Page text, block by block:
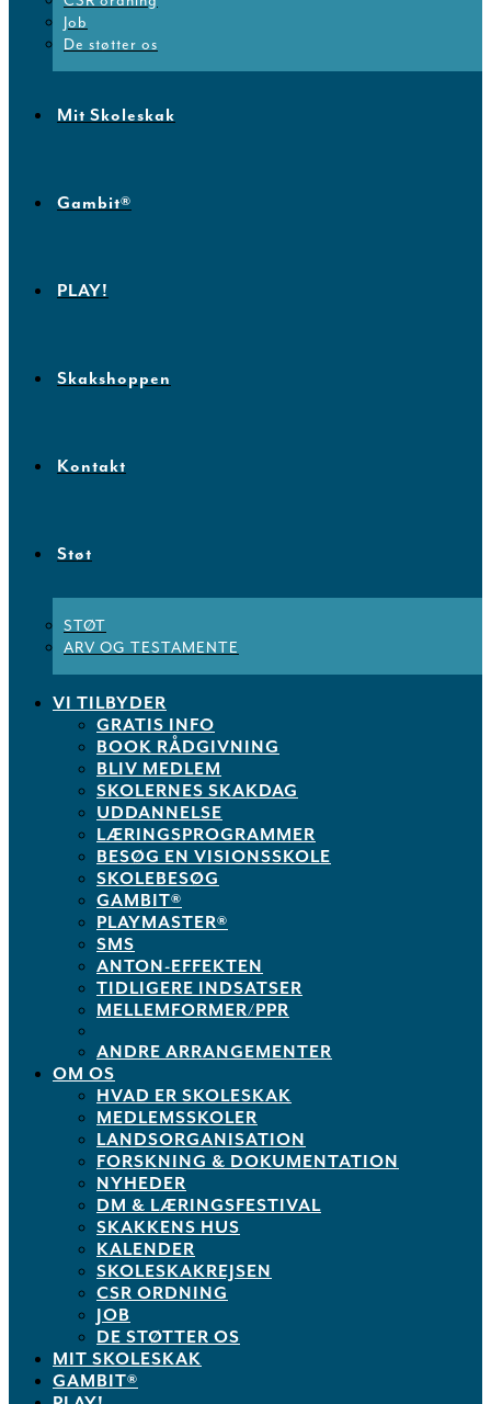
Job
De støtter os
Mit Skoleskak
Gambit®
PLAY!
Skakshoppen
Kontakt
Støt
STØT
ARV OG TESTAMENTE
VI TILBYDER
GRATIS INFO
BOOK RÅDGIVNING
BLIV MEDLEM
SKOLERNES SKAKDAG
UDDANNELSE
LÆRINGSPROGRAMMER
BESØG EN VISIONSSKOLE
SKOLEBESØG
GAMBIT®
PLAYMASTER®
SMS
ANTON-EFFEKTEN
TIDLIGERE INDSATSER
MELLEMFORMER/PPR
ANDRE ARRANGEMENTER
OM OS
HVAD ER SKOLESKAK
MEDLEMSSKOLER
LANDSORGANISATION
FORSKNING & DOKUMENTATION
NYHEDER
DM & LÆRINGSFESTIVAL
SKAKKENS HUS
KALENDER
SKOLESKAKREJSEN
CSR ORDNING
JOB
DE STØTTER OS
MIT SKOLESKAK
GAMBIT®